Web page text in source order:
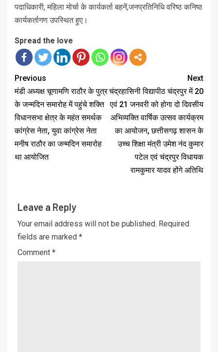
पदाधिकारी, महिला मोर्चा के कार्यकर्ता बहनें,जनप्रतिनिधि वरिष्ठ कनिष्ठ
कार्यकर्तागण उपस्थित हुए।
Spread the love
Previous
मंडी अध्यक्ष चूणामणि राठौर के पुत्र
के जन्मदिन समारोह में पहुंचे शक्ति
विधानसभा क्षेत्र के महंत समर्थक
कांग्रेस नेता, युवा कांग्रेस नेता
मनीष राठौर का जन्मदिन समारोह
था आयोजित
Next
चंद्रहासिनी विद्यापीठ चंद्रपुर में 20
एवं 21 जनवरी को होगा दो दिवसीय
अभिव्यक्ति वार्षिक उत्सव कार्यक्रम
का आयोजन, छत्तीसगढ़ शासन के
उच्च शिक्षा मंत्री उमेश नंद कुमार
पटेल एवं चंद्रपुर विधायक
रामकुमार यादव होंगे अतिथि
Leave a Reply
Your email address will not be published. Required
fields are marked *
Comment *